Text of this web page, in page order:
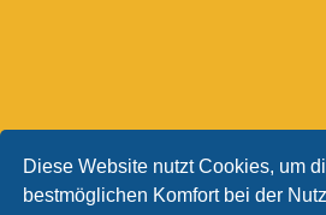
Diese Website nutzt Cookies, um
bestmöglichen Komfort bei der